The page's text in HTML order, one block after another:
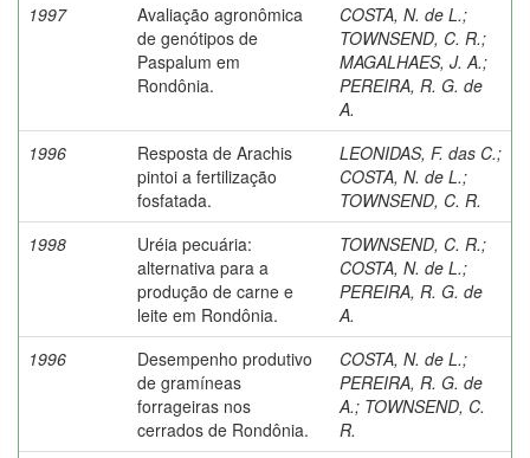
1997
Avaliação agronômica
de genótipos de
Paspalum em
Rondônia.
COSTA, N. de L.;
TOWNSEND, C. R.;
MAGALHAES, J. A.;
PEREIRA, R. G. de
A.
1996
Resposta de Arachis
pintoi a fertilização
fosfatada.
LEONIDAS, F. das C.;
COSTA, N. de L.;
TOWNSEND, C. R.
1998
Uréia pecuária:
alternativa para a
produção de carne e
leite em Rondônia.
TOWNSEND, C. R.;
COSTA, N. de L.;
PEREIRA, R. G. de
A.
1996
Desempenho produtivo
de gramíneas
forrageiras nos
cerrados de Rondônia.
COSTA, N. de L.;
PEREIRA, R. G. de
A.; TOWNSEND, C.
R.